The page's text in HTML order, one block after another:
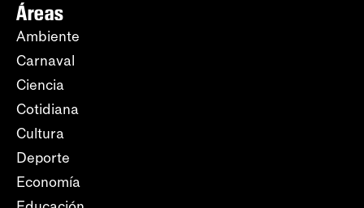
Áreas
Ambiente
Carnaval
Ciencia
Cotidiana
Cultura
Deporte
Economía